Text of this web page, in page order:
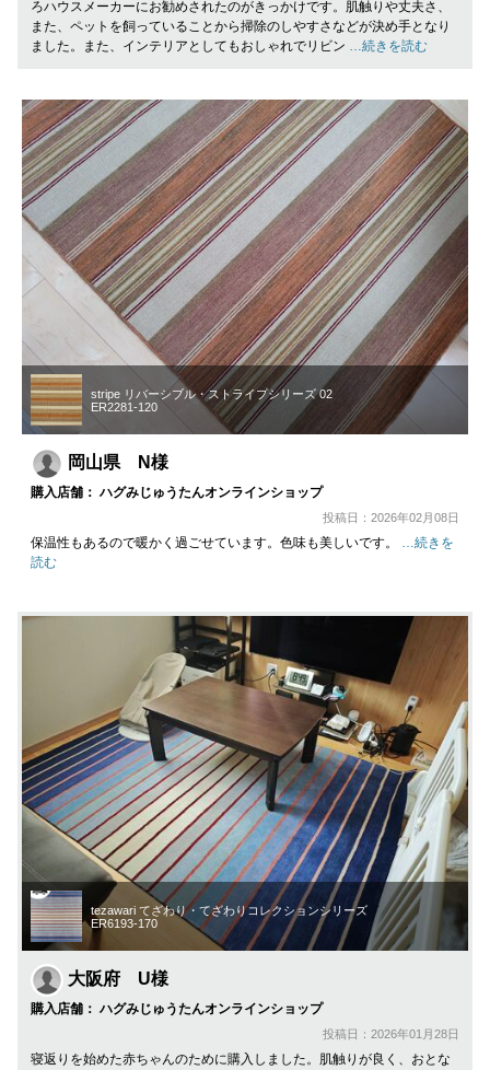
ろハウスメーカーにお勧めされたのがきっかけです。肌触りや丈夫さ、
また、ペットを飼っていることから掃除のしやすさなどが決め手となり
ました。また、インテリアとしてもおしゃれでリビン …続きを読む
stripe リバーシブル・ストライプシリーズ 02
ER2281-120
岡山県 N様
購入店舗： ハグみじゅうたんオンラインショップ
投稿日：2026年02月08日
保温性もあるので暖かく過ごせています。色味も美しいです。 …続きを
読む
tezawari てざわり・てざわりコレクションシリーズ
ER6193-170
大阪府 U様
購入店舗： ハグみじゅうたんオンラインショップ
投稿日：2026年01月28日
寝返りを始めた赤ちゃんのために購入しました。肌触りが良く、おとな